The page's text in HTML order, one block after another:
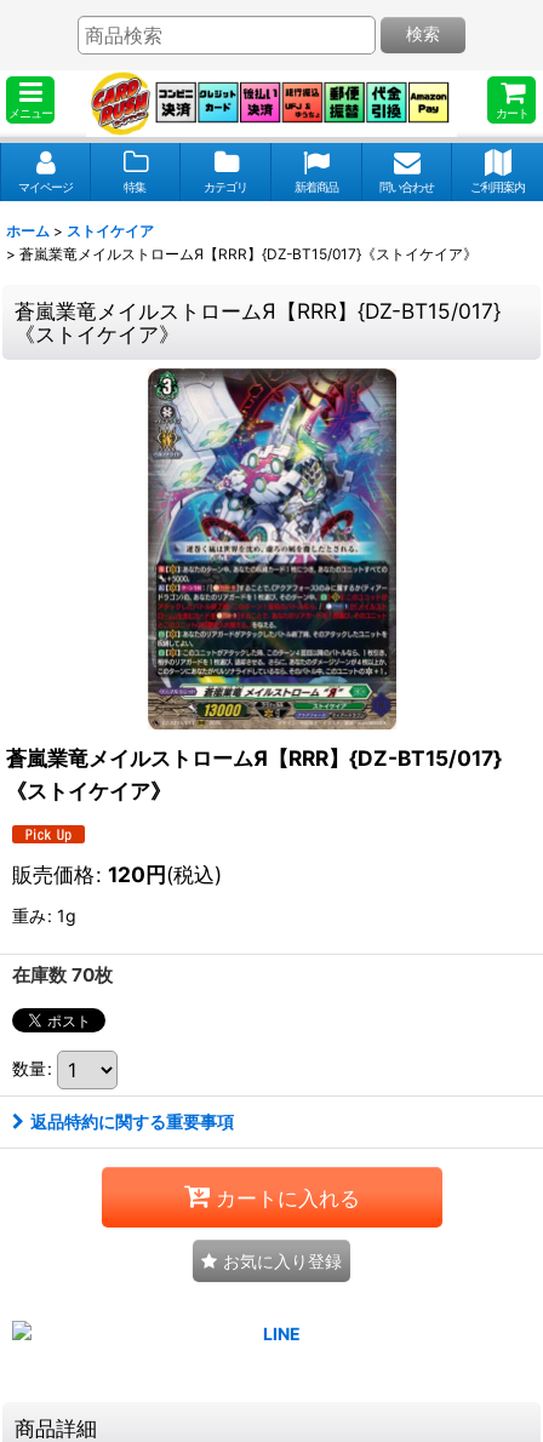
メニュー カート
検索
マイページ 特集 カテゴリ 新着商品 問い合わせ ご利用案内
ホーム > ストイケイア
> 蒼嵐業竜メイルストロームЯ【RRR】{DZ-BT15/017}《ストイケイア》
蒼嵐業竜メイルストロームЯ【RRR】{DZ-BT15/017}
《ストイケイア》
蒼嵐業竜メイルストロームЯ【RRR】{DZ-BT15/017}
《ストイケイア》
販売価格: 120円(税込)
重み: 1g
在庫数 70枚
数量:
返品特約に関する重要事項
カートに入れる
お気に入り登録
商品詳細